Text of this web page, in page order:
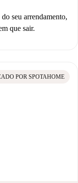
seu arrendamento,
que sair.
POR SPOTAHOME